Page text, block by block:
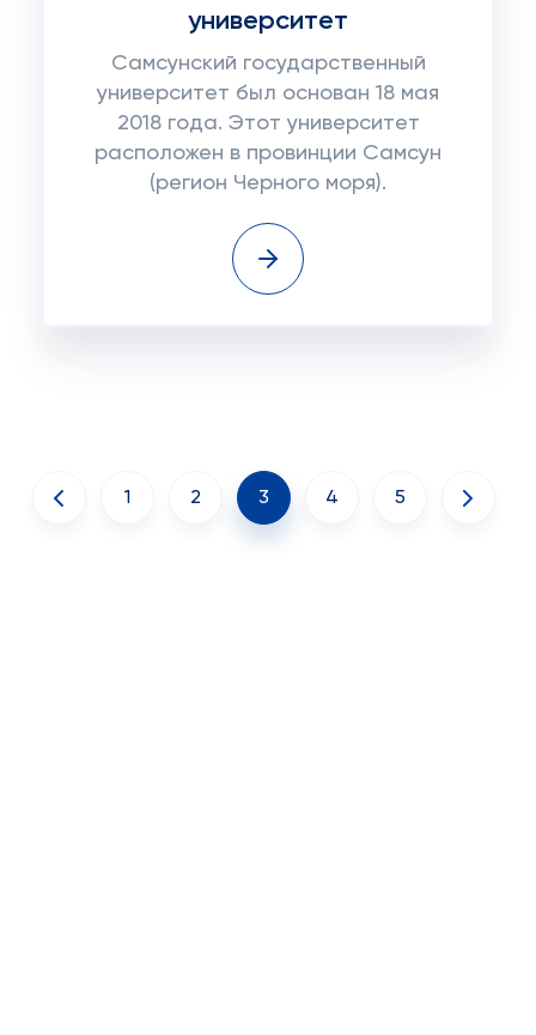
университет
Самсунский государственный
университет был основан 18 мая
2018 года. Этот университет
расположен в провинции Самсун
(регион Черного моря).
1 2 3 4 5